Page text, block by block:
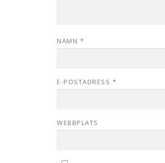
NAMN *
E-POSTADRESS *
WEBBPLATS